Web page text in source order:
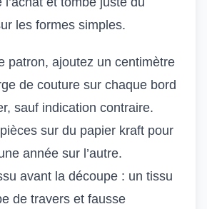
les formes simples.
patron, ajoutez un centimètre
de couture sur chaque bord
sauf indication contraire.
sur du papier kraft pour
année sur l’autre.
avant la découpe : un tissu
de travers et fausse